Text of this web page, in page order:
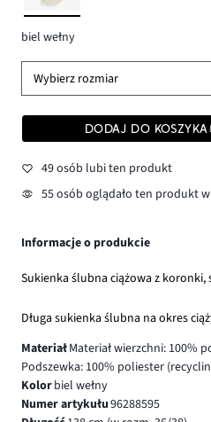
biel wełny
Wybierz rozmiar
DODAJ DO KOSZYKA
49 osób lubi ten produkt
55 osób oglądało ten produkt
Informacje o produkcie
Sukienka ślubna ciążowa z
Długa sukienka ślubna na okres
MateriałMateriał wierzchni: 100%
Podszewka: 100% poliester
Kolorbiel wełny
Numer artykułu96288595